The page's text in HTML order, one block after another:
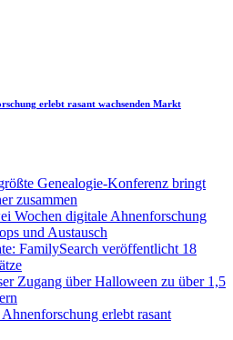
erlebt rasant wachsenden Markt
Genealogie-Konferenz bringt
zusammen
Wochen digitale Ahnenforschung
und Austausch
FamilySearch veröffentlicht 18
Zugang über Halloween zu über 1,5
erlebt rasant